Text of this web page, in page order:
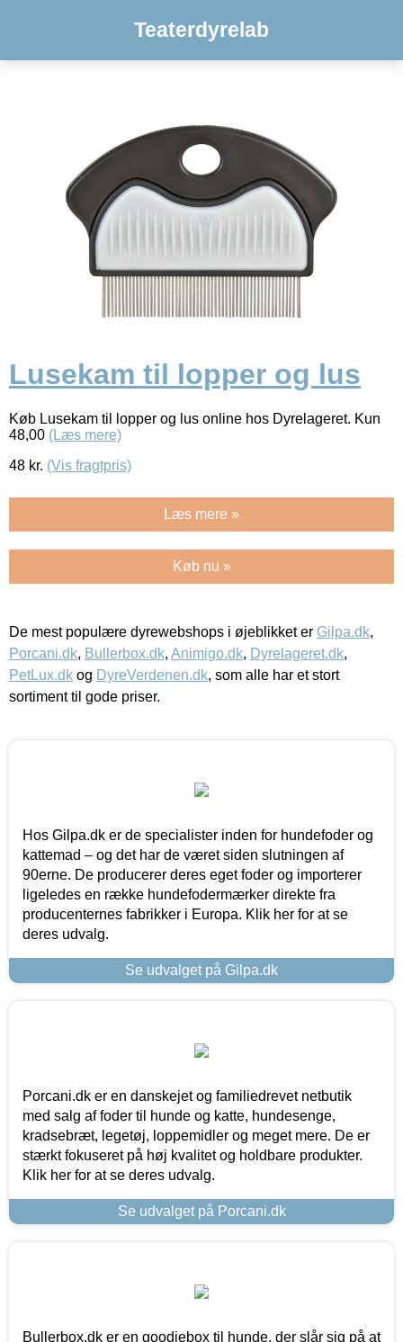
Teaterdyrelab
Lusekam til lopper og lus
Køb Lusekam til lopper og lus online hos Dyrelageret. Kun
48,00 (Læs mere)
48 kr. (Vis fragtpris)
Læs mere »
Køb nu »
De mest populære dyrewebshops i øjeblikket er Gilpa.dk,
Porcani.dk, Bullerbox.dk, Animigo.dk, Dyrelageret.dk,
PetLux.dk og DyreVerdenen.dk, som alle har et stort
sortiment til gode priser.
Hos Gilpa.dk er de specialister inden for hundefoder og
kattemad – og det har de været siden slutningen af
90erne. De producerer deres eget foder og importerer
ligeledes en række hundefodermærker direkte fra
producenternes fabrikker i Europa. Klik her for at se
deres udvalg.
Se udvalget på Gilpa.dk
Porcani.dk er en danskejet og familiedrevet netbutik
med salg af foder til hunde og katte, hundesenge,
kradsebræt, legetøj, loppemidler og meget mere. De er
stærkt fokuseret på høj kvalitet og holdbare produkter.
Klik her for at se deres udvalg.
Se udvalget på Porcani.dk
Bullerbox.dk er en goodiebox til hunde, der slår sig på at